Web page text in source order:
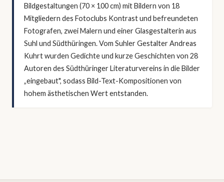
Bildgestaltungen (70 × 100 cm) mit Bildern von 18
Mitgliedern des Fotoclubs Kontrast und befreundeten
Fotografen, zwei Malern und einer Glasgestalterin aus
Suhl und Südthüringen. Vom Suhler Gestalter Andreas
Kuhrt wurden Gedichte und kurze Geschichten von 28
Autoren des Südthüringer Literaturvereins in die Bilder
„eingebaut", sodass Bild-Text-Kompositionen von
hohem ästhetischen Wert entstanden.